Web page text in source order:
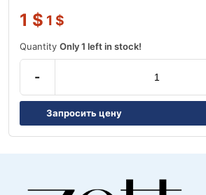
1 $ 1 $
Quantity Only 1 left in stock!
-
Запросить цену